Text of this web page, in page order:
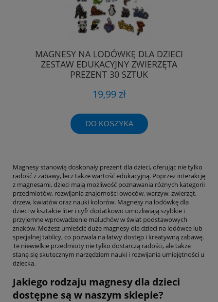
MAGNESY NA LODÓWKĘ DLA DZIECI
ZESTAW EDUKACYJNY ZWIERZĘTA
PREZENT 30 SZTUK
19,99 zł
DO KOSZYKA
Magnesy stanowią doskonały prezent dla dzieci, oferując nie tylko
radość z zabawy, lecz także wartość edukacyjną. Poprzez interakcję
z magnesami, dzieci mają możliwość poznawania różnych kategorii
przedmiotów, rozwijania znajomości owoców, warzyw, zwierząt,
drzew, kwiatów oraz nauki kolorów. Magnesy na lodówkę dla
dzieci w kształcie liter i cyfr dodatkowo umożliwiają szybkie i
przyjemne wprowadzenie maluchów w świat podstawowych
znaków. Możesz umieścić duże magnesy dla dzieci na lodówce lub
specjalnej tablicy, co pozwala na łatwy dostęp i kreatywną zabawę.
Te niewielkie przedmioty nie tylko dostarczą radości, ale także
staną się skutecznym narzędziem nauki i rozwijania umiejętności u
dziecka.
Jakiego rodzaju magnesy dla dzieci
dostępne są w naszym sklepie?